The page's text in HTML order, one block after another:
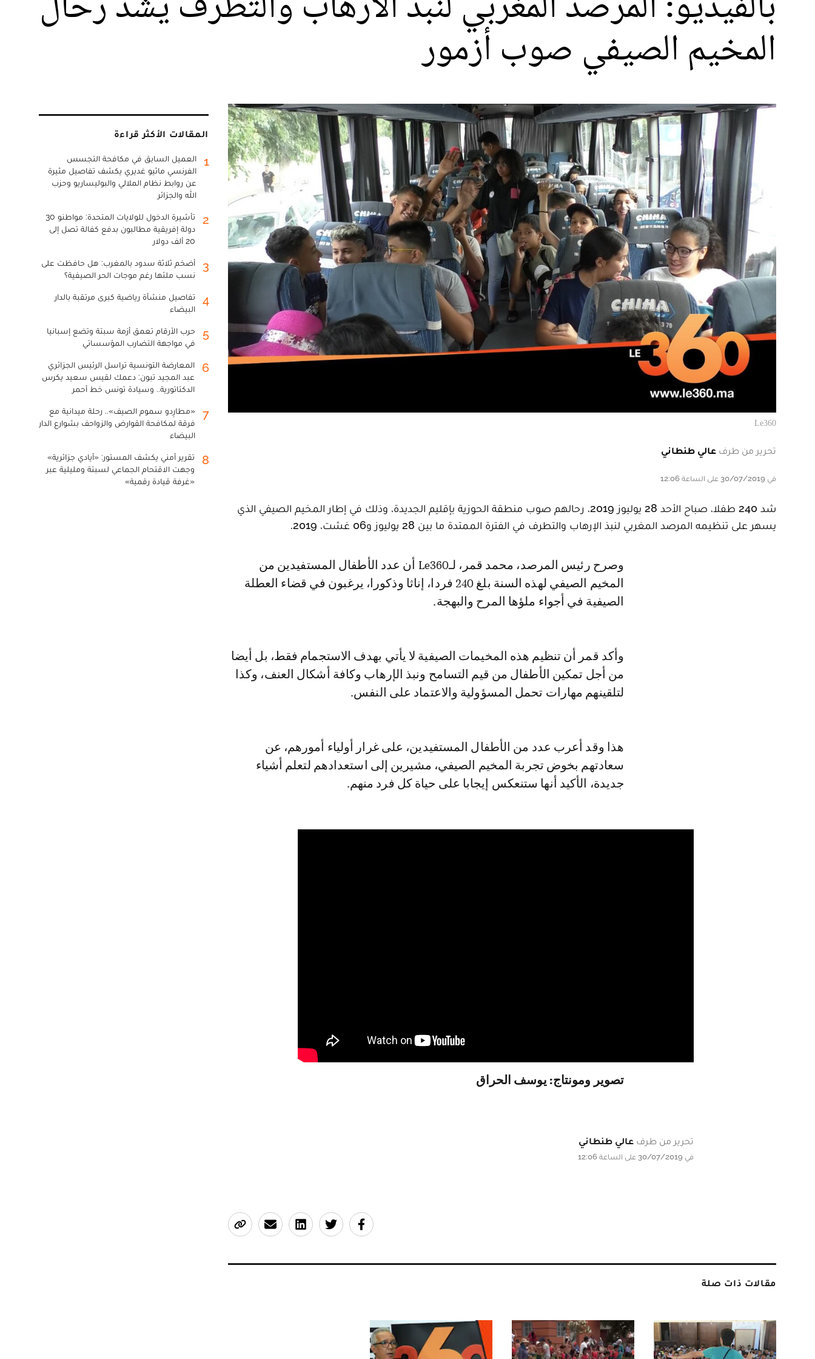
المخيم الصيفي صوب أزمور
Le360
تحرير من طرف عالي طنطاني
في 30/07/2019 على الساعة 12:06
شد 240 طفلا، صباح الأحد 28 يوليوز 2019، رحالهم صوب منطقة الحوزية بإقليم الجديدة، وذلك في إطار المخيم الصيفي الذي
يسهر على تنظيمه المرصد المغربي لنبذ الإرهاب والتطرف في الفترة الممتدة ما بين 28 يوليوز و06 غشت، 2019.
وصرح رئيس المرصد، محمد قمر، لـLe360 أن عدد الأطفال المستفيدين من
المخيم الصيفي لهذه السنة بلغ 240 فردا، إناثا وذكورا، يرغبون في قضاء العطلة
الصيفية في أجواء ملؤها المرح والبهجة.
وأكد قمر أن تنظيم هذه المخيمات الصيفية لا يأتي بهدف الاستجمام فقط، بل أيضا
من أجل تمكين الأطفال من قيم التسامح ونبذ الإرهاب وكافة أشكال العنف، وكذا
لتلقينهم مهارات تحمل المسؤولية والاعتماد على النفس.
هذا وقد أعرب عدد من الأطفال المستفيدين، على غرار أولياء أمورهم، عن
سعادتهم بخوض تجربة المخيم الصيفي، مشيرين إلى استعدادهم لتعلم أشياء
جديدة، الأكيد أنها ستنعكس إيجابا على حياة كل فرد منهم.
تصوير ومونتاج: يوسف الحراق
تحرير من طرف عالي طنطاني
في 30/07/2019 على الساعة 12:06
مقالات ذات صلة
المقالات الأكثر قراءة
1
العميل السابق في مكافحة التجسس
الفرنسي ماثيو غديري يكشف تفاصيل مثيرة
عن روابط نظام الملالي والبوليساريو وحزب
الله والجزائر
2
تأشيرة الدخول للولايات المتحدة: مواطنو 30
دولة إفريقية مطالبون بدفع كفالة تصل إلى
20 ألف دولار
3
أضخم ثلاثة سدود بالمغرب: هل حافظت على
نسب ملئها رغم موجات الحر الصيفية؟
4
تفاصيل منشأة رياضية كبرى مرتقبة بالدار
البيضاء
5
حرب الأرقام تعمق أزمة سبتة وتضع إسبانيا
في مواجهة التضارب المؤسساتي
6
المعارضة التونسية تراسل الرئيس الجزائري
عبد المجيد تبون: دعمك لقيس سعيد يكرس
الدكتاتورية.. وسيادة تونس خط أحمر
7
«مطارِدو سموم الصيف».. رحلة ميدانية مع
فرقة لمكافحة القوارض والزواحف بشوارع الدار
البيضاء
8
تقرير أمني يكشف المستور: «أيادي جزائرية»
وجهت الاقتحام الجماعي لسبتة ومليلية عبر
«غرفة قيادة رقمية»